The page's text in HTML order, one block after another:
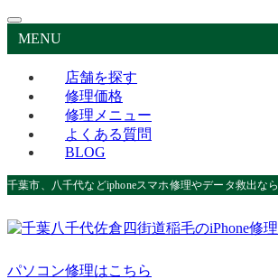
MENU
店舗を探す
修理価格
修理メニュー
よくある質問
BLOG
千葉市、八千代などiphoneスマホ修理やデータ救出なら
パソコン修理はこちら